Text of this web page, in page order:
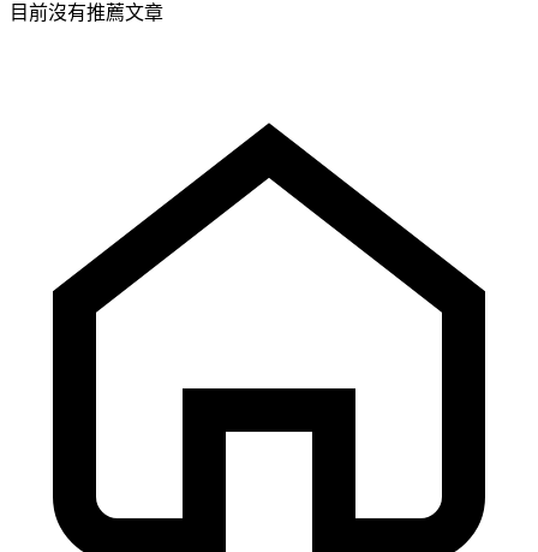
目前沒有推薦文章